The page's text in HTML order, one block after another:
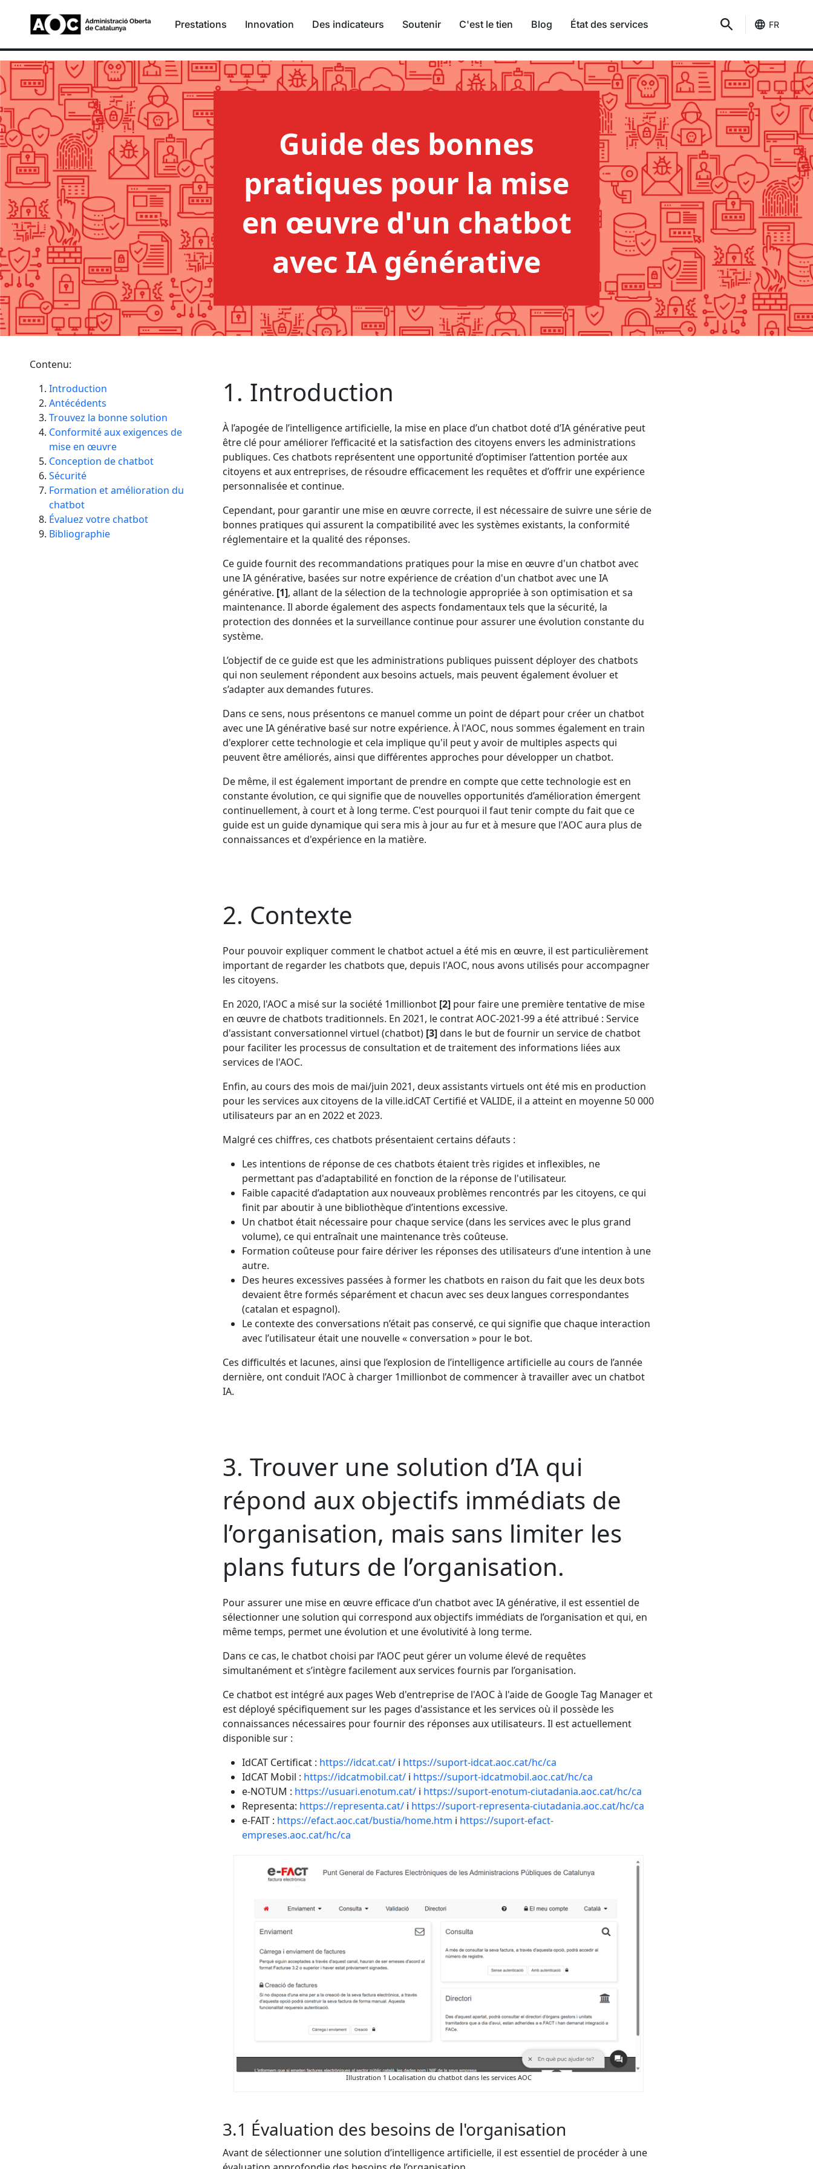
Prestations Innovation Des indicateurs Soutenir C'est le tien Blog État des services FR
Guide des bonnes pratiques pour la mise en œuvre d'un chatbot avec
Guide des bonnes
pratiques pour la mise
en œuvre d'un chatbot
avec IA générative
Contenu:
Introduction
Antécédents
Trouvez la bonne solution
Conformité aux exigences de
mise en œuvre
Conception de chatbot
Sécurité
Formation et amélioration du
chatbot
Évaluez votre chatbot
Bibliographie
1. Introduction
À l’apogée de l’intelligence artificielle, la mise en place d’un chatbot doté d’IA générative peut
être clé pour améliorer l’efficacité et la satisfaction des citoyens envers les administrations
publiques. Ces chatbots représentent une opportunité d’optimiser l’attention portée aux
citoyens et aux entreprises, de résoudre efficacement les requêtes et d’offrir une expérience
personnalisée et continue.
Cependant, pour garantir une mise en œuvre correcte, il est nécessaire de suivre une série de
bonnes pratiques qui assurent la compatibilité avec les systèmes existants, la conformité
réglementaire et la qualité des réponses.
Ce guide fournit des recommandations pratiques pour la mise en œuvre d'un chatbot avec
une IA générative, basées sur notre expérience de création d'un chatbot avec une IA
générative. [1], allant de la sélection de la technologie appropriée à son optimisation et sa
maintenance. Il aborde également des aspects fondamentaux tels que la sécurité, la
protection des données et la surveillance continue pour assurer une évolution constante du
système.
L’objectif de ce guide est que les administrations publiques puissent déployer des chatbots
qui non seulement répondent aux besoins actuels, mais peuvent également évoluer et
s’adapter aux demandes futures.
Dans ce sens, nous présentons ce manuel comme un point de départ pour créer un chatbot
avec une IA générative basé sur notre expérience. À l'AOC, nous sommes également en train
d'explorer cette technologie et cela implique qu'il peut y avoir de multiples aspects qui
peuvent être améliorés, ainsi que différentes approches pour développer un chatbot.
De même, il est également important de prendre en compte que cette technologie est en
constante évolution, ce qui signifie que de nouvelles opportunités d’amélioration émergent
continuellement, à court et à long terme. C'est pourquoi il faut tenir compte du fait que ce
guide est un guide dynamique qui sera mis à jour au fur et à mesure que l'AOC aura plus de
connaissances et d'expérience en la matière.
2. Contexte
Pour pouvoir expliquer comment le chatbot actuel a été mis en œuvre, il est particulièrement
important de regarder les chatbots que, depuis l'AOC, nous avons utilisés pour accompagner
les citoyens.
En 2020, l'AOC a misé sur la société 1millionbot [2]pour faire une première tentative de mise
en œuvre de chatbots traditionnels. En 2021, le contrat AOC-2021-99 a été attribué : Service
d'assistant conversationnel virtuel (chatbot) [3]dans le but de fournir un service de chatbot
pour faciliter les processus de consultation et de traitement des informations liées aux
services de l'AOC.
Enfin, au cours des mois de mai/juin 2021, deux assistants virtuels ont été mis en production
pour les services aux citoyens de la ville.idCAT Certifié et VALIDE, il a atteint en moyenne 50 000
utilisateurs par an en 2022 et 2023.
Malgré ces chiffres, ces chatbots présentaient certains défauts :
Les intentions de réponse de ces chatbots étaient très rigides et inflexibles, ne
permettant pas d'adaptabilité en fonction de la réponse de l'utilisateur.
Faible capacité d’adaptation aux nouveaux problèmes rencontrés par les citoyens, ce qui
finit par aboutir à une bibliothèque d’intentions excessive.
Un chatbot était nécessaire pour chaque service (dans les services avec le plus grand
volume), ce qui entraînait une maintenance très coûteuse.
Formation coûteuse pour faire dériver les réponses des utilisateurs d’une intention à une
autre.
Des heures excessives passées à former les chatbots en raison du fait que les deux bots
devaient être formés séparément et chacun avec ses deux langues correspondantes
(catalan et espagnol).
Le contexte des conversations n’était pas conservé, ce qui signifie que chaque interaction
avec l’utilisateur était une nouvelle « conversation » pour le bot.
Ces difficultés et lacunes, ainsi que l’explosion de l’intelligence artificielle au cours de l’année
dernière, ont conduit l’AOC à charger 1millionbot de commencer à travailler avec un chatbot
IA.
3. Trouver une solution d’IA qui
répond aux objectifs immédiats de
l’organisation, mais sans limiter les
plans futurs de l’organisation.
Pour assurer une mise en œuvre efficace d’un chatbot avec IA générative, il est essentiel de
sélectionner une solution qui correspond aux objectifs immédiats de l’organisation et qui, en
même temps, permet une évolution et une évolutivité à long terme.
Dans ce cas, le chatbot choisi par l’AOC peut gérer un volume élevé de requêtes
simultanément et s’intègre facilement aux services fournis par l’organisation.
Ce chatbot est intégré aux pages Web d'entreprise de l'AOC à l'aide de Google Tag Manager et
est déployé spécifiquement sur les pages d'assistance et les services où il possède les
connaissances nécessaires pour fournir des réponses aux utilisateurs. Il est actuellement
disponible sur :
IdCAT Certificat : https://idcat.cat/i https://suport-idcat.aoc.cat/hc/ca
IdCAT Mobil : https://idcatmobil.cat/i https://suport-idcatmobil.aoc.cat/hc/ca
e-NOTUM : https://usuari.enotum.cat/i https://suport-enotum-ciutadania.aoc.cat/hc/ca
Representa: https://representa.cat/i https://suport-representa-ciutadania.aoc.cat/hc/ca
e-FAIT : https://efact.aoc.cat/bustia/home.htm i https://suport-efact-
empreses.aoc.cat/hc/ca
Illustration 1 Localisation du chatbot dans les services AOC
3.1 Évaluation des besoins de l'organisation
Avant de sélectionner une solution d’intelligence artificielle, il est essentiel de procéder à une